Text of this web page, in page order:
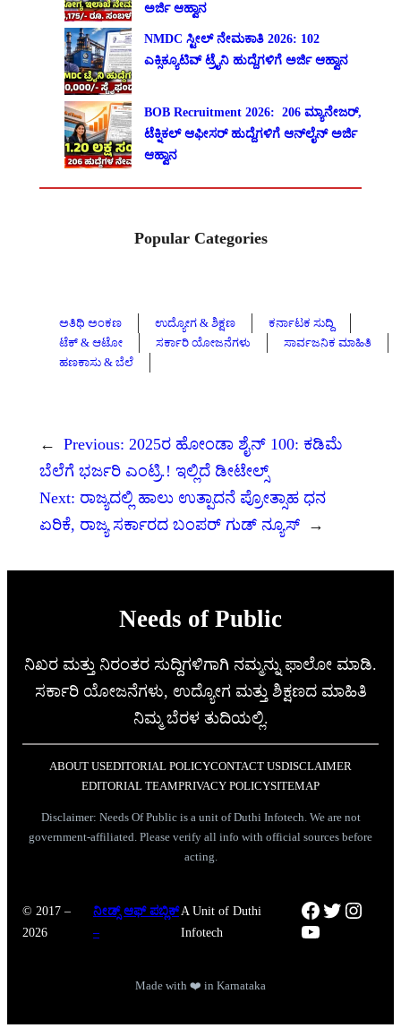
ಅರ್ಜಿ ಆಹ್ವಾನ
NMDC ಸ್ಟೀಲ್ ನೇಮಕಾತಿ 2026: 102
ಎಕ್ಸಿಕ್ಯೂಟಿವ್ ಟ್ರೈನಿ ಹುದ್ದೆಗಳಿಗೆ ಅರ್ಜಿ ಆಹ್ವಾನ
BOB Recruitment 2026: 206 ಮ್ಯಾನೇಜರ್,
ಟೆಕ್ನಿಕಲ್ ಆಫೀಸರ್ ಹುದ್ದೆಗಳಿಗೆ ಆನ್‌ಲೈನ್ ಅರ್ಜಿ
ಆಹ್ವಾನ
Popular Categories
ಅತಿಥಿ ಅಂಕಣ ಉದ್ಯೋಗ & ಶಿಕ್ಷಣ
ಕರ್ನಾಟಕ ಸುದ್ದಿ
ಟೆಕ್ & ಆಟೋ
ಸರ್ಕಾರಿ ಯೋಜನೆಗಳು
ಸಾರ್ವಜನಿಕ ಮಾಹಿತಿ
ಹಣಕಾಸು & ಬೆಲೆ
← Previous: 2025ರ ಹೋಂಡಾ ಶೈನ್ 100: ಕಡಿಮೆ
ಬೆಲೆಗೆ ಭರ್ಜರಿ ಎಂಟ್ರಿ.! ಇಲ್ಲಿದೆ ಡೀಟೇಲ್ಸ್
Next: ರಾಜ್ಯದಲ್ಲಿ ಹಾಲು ಉತ್ಪಾದನೆ ಪ್ರೋತ್ಸಾಹ ಧನ
ಏರಿಕೆ, ರಾಜ್ಯ ಸರ್ಕಾರದ ಬಂಪರ್ ಗುಡ್ ನ್ಯೂಸ್ →
Needs of Public
ನಿಖರ ಮತ್ತು ನಿರಂತರ ಸುದ್ದಿಗಳಿಗಾಗಿ ನಮ್ಮನ್ನು ಫಾಲೋ ಮಾಡಿ.
ಸರ್ಕಾರಿ ಯೋಜನೆಗಳು, ಉದ್ಯೋಗ ಮತ್ತು ಶಿಕ್ಷಣದ ಮಾಹಿತಿ
ನಿಮ್ಮ ಬೆರಳ ತುದಿಯಲ್ಲಿ.
ABOUT USEDITORIAL POLICYCONTACT USDISCLAIMER
EDITORIAL TEAMPRIVACY POLICYSITEMAP
Disclaimer: Needs Of Public is a unit of Duthi Infotech. We are not
government-affiliated. Please verify all info with official sources before
acting.
© 2017 –
2026
ನೀಡ್ಸ್ ಆಫ್ ಪಬ್ಲಿಕ್
–
A Unit of Duthi
Infotech
Facebook
Twitter
YouTube
Made with ❤️ in Karnataka